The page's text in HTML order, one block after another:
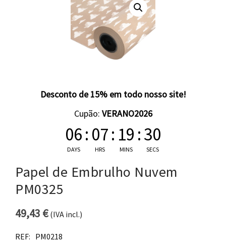
Desconto de 15% em todo nosso site!
Cupão: VERANO2026
06
DAYS
: 07
HRS
: 19
MINS
:29
SECS
Papel de Embrulho Nuvem
PM0325
49,43 €(IVA incl.)
REF: PM0218